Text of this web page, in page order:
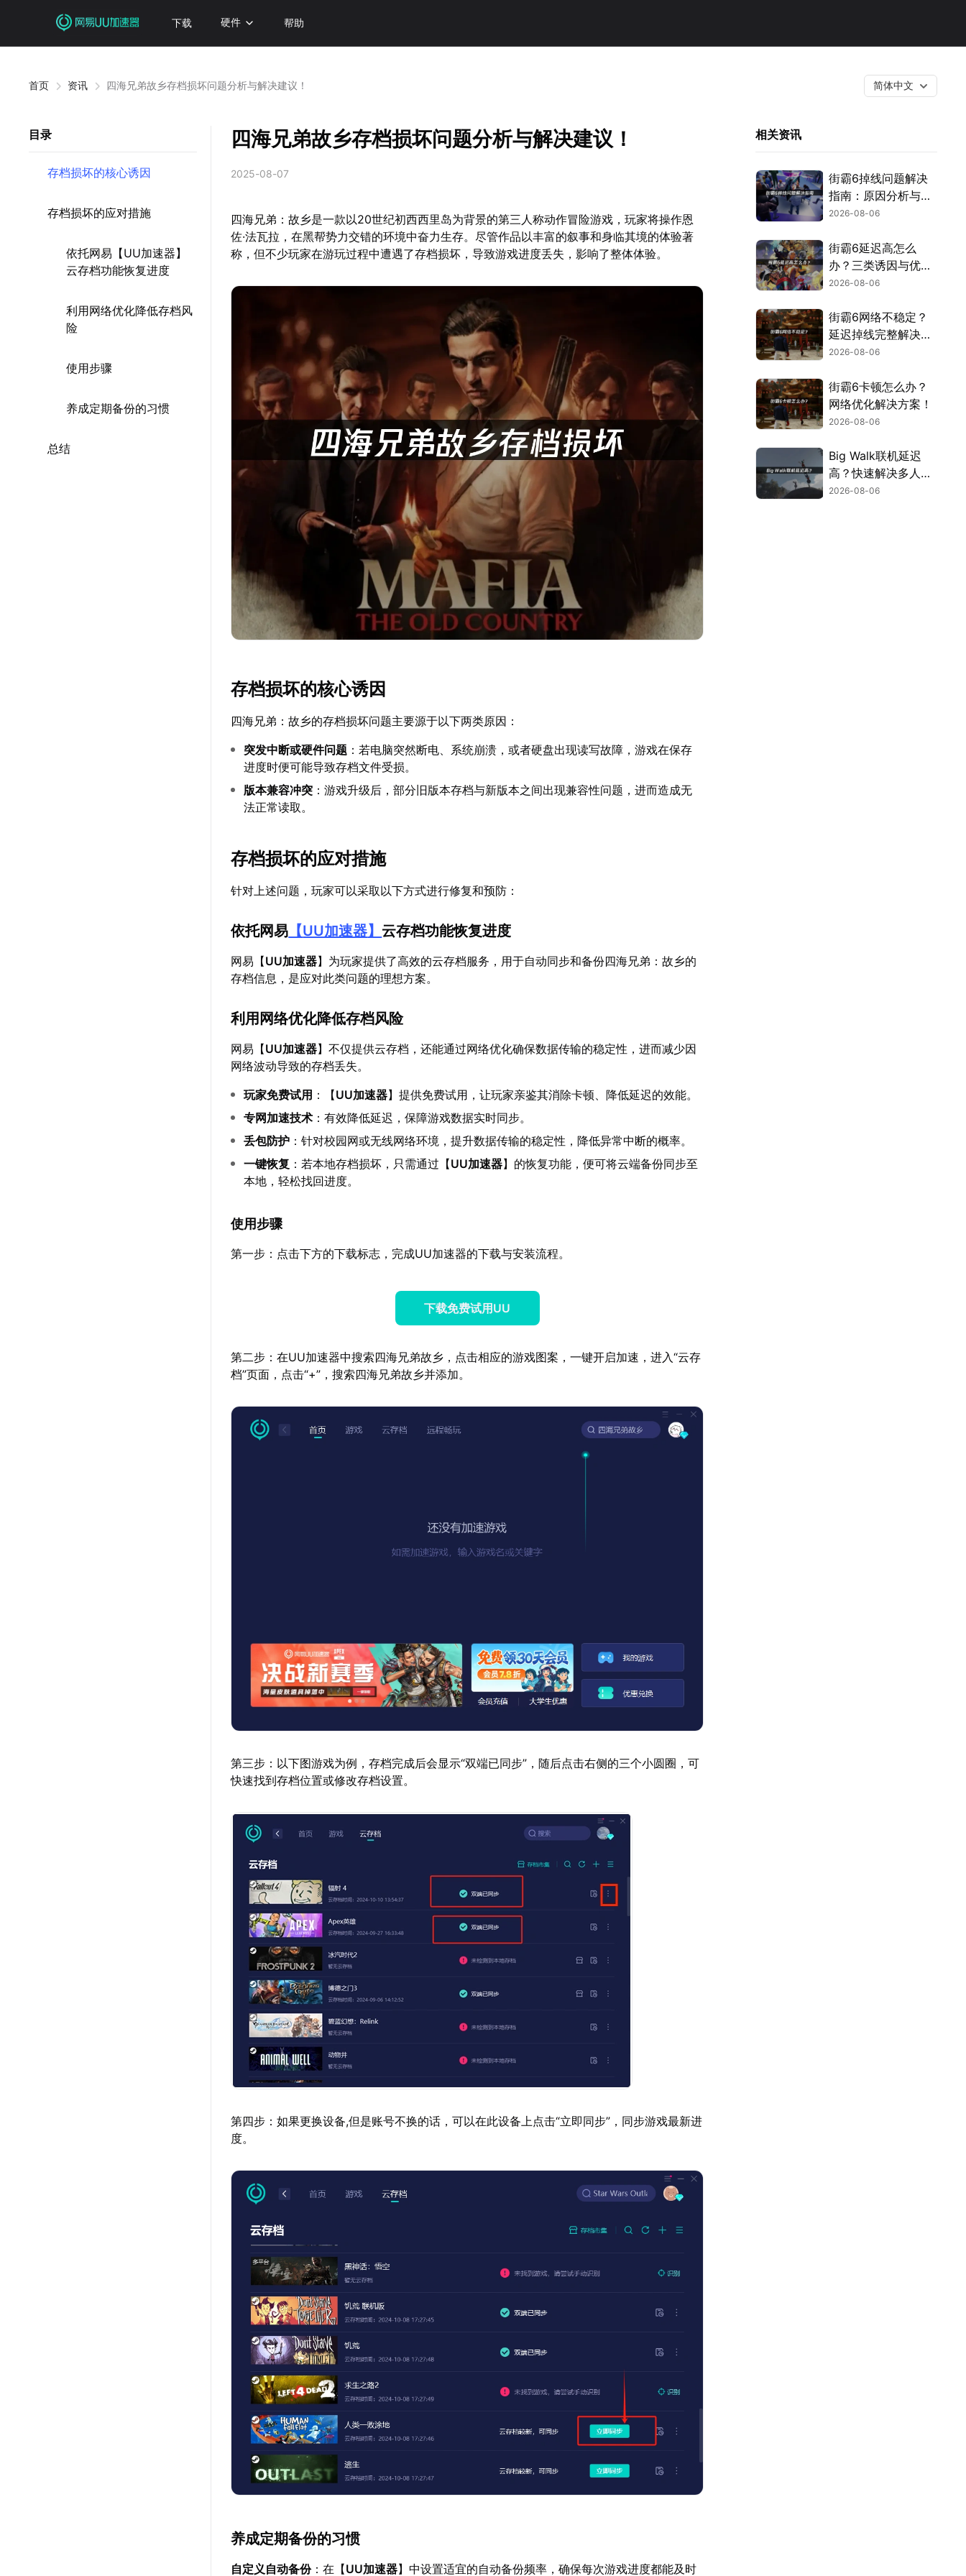
下载 硬件 帮助
首页 资讯 四海兄弟故乡存档损坏问题分析与解决建议！ 简体中文
目录
存档损坏的核心诱因
存档损坏的应对措施
依托网易【UU加速器】
云存档功能恢复进度
利用网络优化降低存档风
险
使用步骤
养成定期备份的习惯
总结
四海兄弟故乡存档损坏问题分析与解决建议！
2025-08-07
四海兄弟：故乡是一款以20世纪初西西里岛为背景的第三人称动作冒险游戏，玩家将操作恩
佐·法瓦拉，在黑帮势力交错的环境中奋力生存。尽管作品以丰富的叙事和身临其境的体验著
称，但不少玩家在游玩过程中遭遇了存档损坏，导致游戏进度丢失，影响了整体体验。
存档损坏的核心诱因
四海兄弟：故乡的存档损坏问题主要源于以下两类原因：
突发中断或硬件问题 ：若电脑突然断电、系统崩溃，或者硬盘出现读写故障，游戏在保存
进度时便可能导致存档文件受损。
版本兼容冲突 ：游戏升级后，部分旧版本存档与新版本之间出现兼容性问题，进而造成无
法正常读取。
存档损坏的应对措施
针对上述问题，玩家可以采取以下方式进行修复和预防：
依托网易 【UU加速器】 云存档功能恢复进度
网易【UU加速器】为玩家提供了高效的云存档服务，用于自动同步和备份四海兄弟：故乡的
存档信息，是应对此类问题的理想方案。
利用网络优化降低存档风险
网易【UU加速器】不仅提供云存档，还能通过网络优化确保数据传输的稳定性，进而减少因
网络波动导致的存档丢失。
玩家免费试用 ：【UU加速器】提供免费试用，让玩家亲鉴其消除卡顿、降低延迟的效能。
专网加速技术 ：有效降低延迟，保障游戏数据实时同步。
丢包防护 ：针对校园网或无线网络环境，提升数据传输的稳定性，降低异常中断的概率。
一键恢复 ：若本地存档损坏，只需通过【UU加速器】的恢复功能，便可将云端备份同步至
本地，轻松找回进度。
使用步骤
第一步：点击下方的下载标志，完成UU加速器的下载与安装流程。
下载免费试用UU
第二步：在UU加速器中搜索四海兄弟故乡，点击相应的游戏图案，一键开启加速，进入“云存
档”页面，点击“+”，搜索四海兄弟故乡并添加。
第三步：以下图游戏为例，存档完成后会显示“双端已同步”，随后点击右侧的三个小圆圈，可
快速找到存档位置或修改存档设置。
第四步：如果更换设备,但是账号不换的话，可以在此设备上点击“立即同步”，同步游戏最新进
度。
养成定期备份的习惯
自定义自动备份：在【UU加速器】中设置适宜的自动备份频率，确保每次游戏进度都能及时
相关资讯
街霸6掉线问题解决
指南：原因分析与网
络优化技巧！
2026-08-06
街霸6延迟高怎么
办？三类诱因与优化
解决方案！
2026-08-06
街霸6网络不稳定？
延迟掉线完整解决指
南！
2026-08-06
街霸6卡顿怎么办？
网络优化解决方案！
2026-08-06
Big Walk联机延迟
高？快速解决多人联
机卡顿问题！
2026-08-06